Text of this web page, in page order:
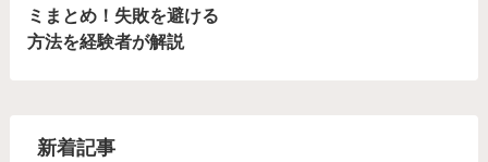
ミまとめ！失敗を避ける
方法を経験者が解説
新着記事